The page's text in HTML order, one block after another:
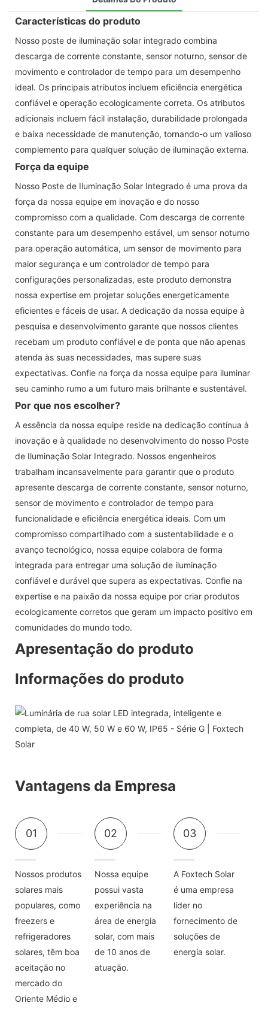
Características do produto
Nosso poste de iluminação solar integrado combina
descarga de corrente constante, sensor noturno, sensor de
movimento e controlador de tempo para um desempenho
ideal. Os principais atributos incluem eficiência energética
confiável e operação ecologicamente correta. Os atributos
adicionais incluem fácil instalação, durabilidade prolongada
e baixa necessidade de manutenção, tornando-o um valioso
complemento para qualquer solução de iluminação externa.
Força da equipe
Nosso Poste de Iluminação Solar Integrado é uma prova da
força da nossa equipe em inovação e do nosso
compromisso com a qualidade. Com descarga de corrente
constante para um desempenho estável, um sensor noturno
para operação automática, um sensor de movimento para
maior segurança e um controlador de tempo para
configurações personalizadas, este produto demonstra
nossa expertise em projetar soluções energeticamente
eficientes e fáceis de usar. A dedicação da nossa equipe à
pesquisa e desenvolvimento garante que nossos clientes
recebam um produto confiável e de ponta que não apenas
atenda às suas necessidades, mas supere suas
expectativas. Confie na força da nossa equipe para iluminar
seu caminho rumo a um futuro mais brilhante e sustentável.
Por que nos escolher?
A essência da nossa equipe reside na dedicação contínua à
inovação e à qualidade no desenvolvimento do nosso Poste
de Iluminação Solar Integrado. Nossos engenheiros
trabalham incansavelmente para garantir que o produto
apresente descarga de corrente constante, sensor noturno,
sensor de movimento e controlador de tempo para
funcionalidade e eficiência energética ideais. Com um
compromisso compartilhado com a sustentabilidade e o
avanço tecnológico, nossa equipe colabora de forma
integrada para entregar uma solução de iluminação
confiável e durável que supera as expectativas. Confie na
expertise e na paixão da nossa equipe por criar produtos
ecologicamente corretos que geram um impacto positivo em
comunidades do mundo todo.
Apresentação do produto
Informações do produto
Vantagens da Empresa
01
Nossos produtos
solares mais
populares, como
freezers e
refrigeradores
solares, têm boa
aceitação no
mercado do
Oriente Médio e
02
Nossa equipe
possui vasta
experiência na
área de energia
solar, com mais
de 10 anos de
atuação.
03
A Foxtech Solar
é uma empresa
líder no
fornecimento de
soluções de
energia solar.